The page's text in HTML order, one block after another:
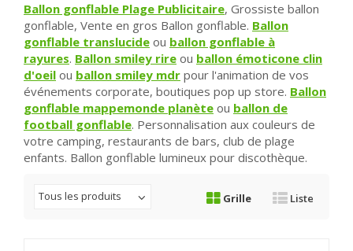
Ballon gonflable Plage Publicitaire, Grossiste ballon
gonflable, Vente en gros Ballon gonflable. Ballon
gonflable translucide ou ballon gonflable à
rayures. Ballon smiley rire ou ballon émoticone clin
d'oeil ou ballon smiley mdr pour l'animation de vos
événements corporate, boutiques pop up store. Ballon
gonflable mappemonde planète ou ballon de
football gonflable. Personnalisation aux couleurs de
votre camping, restaurants de bars, club de plage
enfants. Ballon gonflable lumineux pour discothèque.
Tous les produits Grille Liste